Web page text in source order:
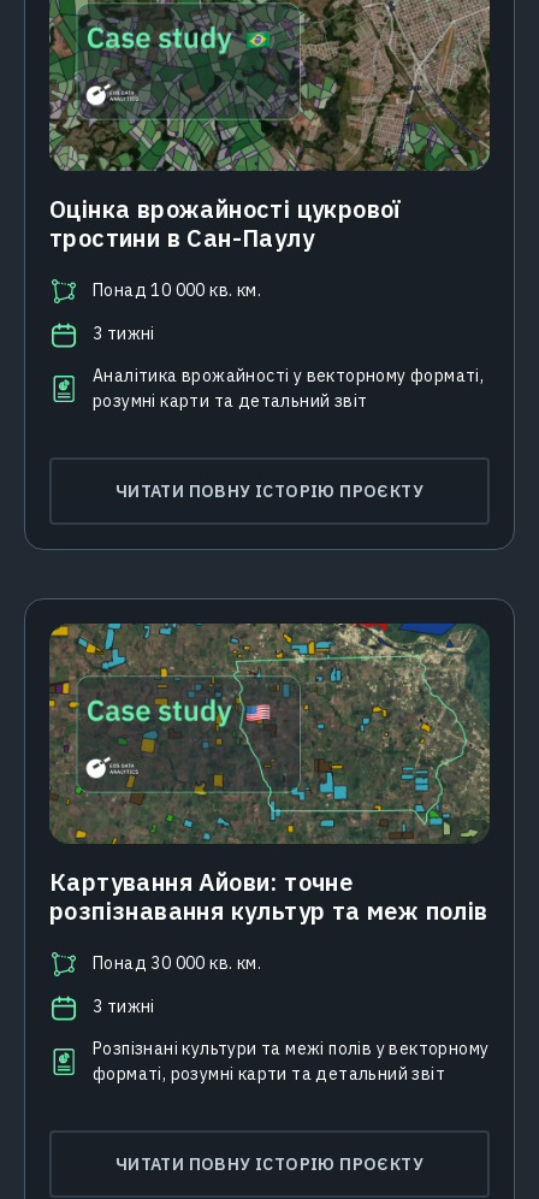
Оцінка врожайності цукрової
тростини в Сан-Паулу
Понад 10 000 кв. км.
3 тижні
Аналітика врожайності у векторному форматі,
розумні карти та детальний звіт
ЧИТАТИ ПОВНУ ІСТОРІЮ ПРОЄКТУ
Картування Айови: точне
розпізнавання культур та меж полів
Понад 30 000 кв. км.
3 тижні
Розпізнані культури та межі полів у векторному
форматі, розумні карти та детальний звіт
ЧИТАТИ ПОВНУ ІСТОРІЮ ПРОЄКТУ